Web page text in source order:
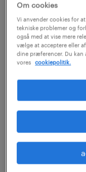
Men så
fra den ene
sendte
reducere
"Vi er er et
bliver hyret ind
med
indenfor
Om cookies
Vi anvender cookies for
tekniske problemer og
også med at vise mere
vælge at acceptere eller
dine præferencer. Du kan
vores
cookiepolitik.